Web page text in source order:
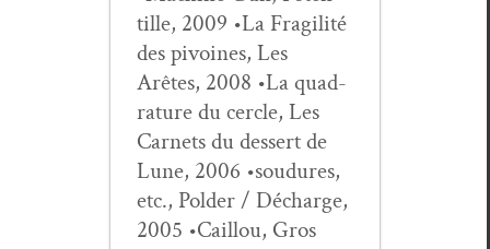
tille, 2009 •La Fragilité
des pivoines, Les
Arêtes, 2008 •La quad­
ra­ture du cer­cle, Les
Car­nets du dessert de
Lune, 2006 •soudures,
etc., Pold­er / Décharge,
2005 •Cail­lou, Gros